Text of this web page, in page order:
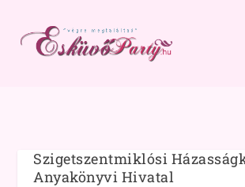
Szigetszentmiklósi
Anyakönyvi Hivatal